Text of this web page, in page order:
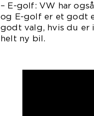
– E-golf: VW har
og E-golf er et godt
godt valg, hvis du er
helt ny bil.